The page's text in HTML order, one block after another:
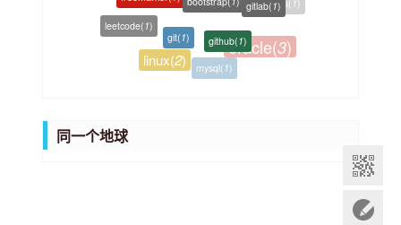
1) 1)
leetcode(1)
linux(2) mysql(1)
oracle(3)
同一个地球